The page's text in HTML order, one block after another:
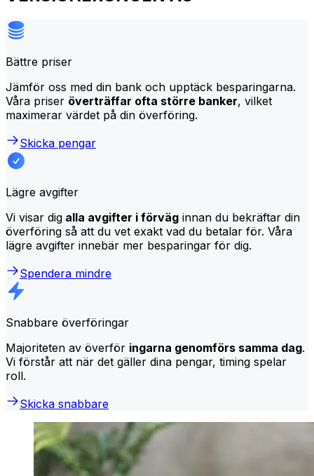
Bättre priser
Jämför oss med din bank och upptäck besparingarna.
Våra priser överträffar ofta större banker, vilket
maximerar värdet på din överföring.
Skicka pengar
Lägre avgifter
Vi visar dig alla avgifter i förväg innan du bekräftar din
överföring så att du vet exakt vad du betalar för. Våra
lägre avgifter innebär mer besparingar för dig.
Spendera mindre
Snabbare överföringar
Majoriteten av överför ingarna genomförs samma dag.
Vi förstår att när det gäller dina pengar, timing spelar
roll.
Skicka snabbare